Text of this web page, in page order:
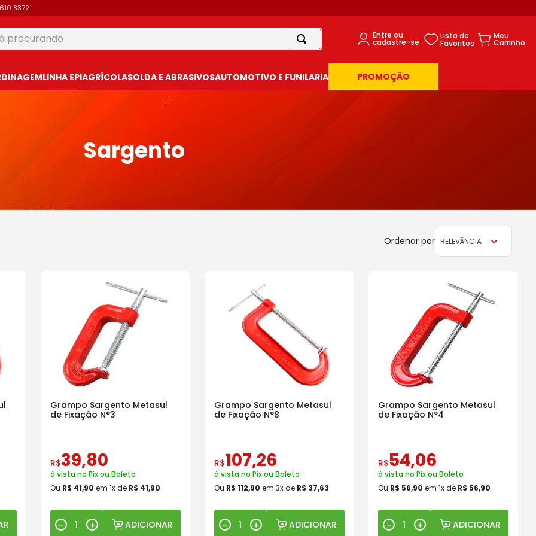
8372
LINHA EPIAGRÍCOLASOLDA E ABRASIVOSAUTOMOTIVO E FUNILARIA PROMOÇÃO
Sargento
RELEVÂNCIA
Grampo Sargento Metasul
de Fixação N°3
R$39,80
à vista no Pix ou Boleto
Ou R$ 41,90 em 1x de R$ 41,90
＋
－ ADICIONAR
Grampo Sargento Metasul
de Fixação N°8
R$107,26
à vista no Pix ou Boleto
Ou R$ 112,90 em 3x de R$ 37,63
＋
－ ADICIONAR
Grampo Sargento Metasul
de Fixação N°4
R$54,06
à vista no Pix ou Boleto
Ou R$ 56,90 em 1x de R$ 56,90
＋
－ ADICIONAR